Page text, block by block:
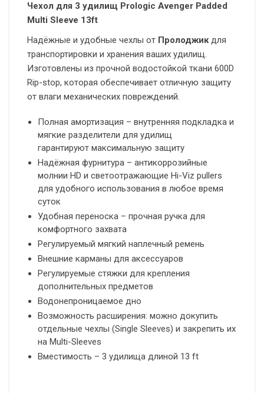
Чехол для 3 удилищ Prologic Avenger Padded
Multi Sleeve 13ft
Надёжные и удобные чехлы от Пролоджикдля
транспортировки и хранения ваших удилищ.
Изготовлены из прочной водостойкой ткани 600D
Rip-stop, которая обеспечивает отличную защиту
от влаги механических повреждений.
Полная амортизация – внутренняя подкладка и
мягкие разделители для удилищ
гарантируют максимальную защиту
Надёжная фурнитура – антикоррозийные
молнии HD и светоотражающие Hi-Viz pullers
для удобного использования в любое время
суток
Удобная переноска – прочная ручка для
комфортного захвата
Регулируемый мягкий наплечный ремень
Внешние карманы для аксессуаров
Регулируемые стяжки для крепления
дополнительных предметов
Водонепроницаемое дно
Возможность расширения: можно докупить
отдельные чехлы (Single Sleeves) и закрепить их
на Multi-Sleeves
Вместимость – 3 удилища длиной 13 ft